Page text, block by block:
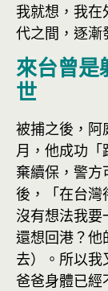
我就想，我
代之間，逐漸
來台曾
世
被捕之後，阿
月，他成功
棄續保，警方
後，「在台灣
沒有想法我要
還想回港？他
去）。所以
爸爸身體已經